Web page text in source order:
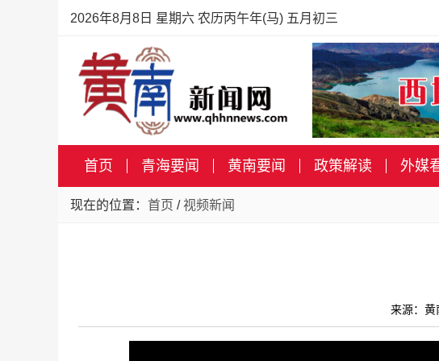
2026年8月8日 星期六 农历丙午年(马) 五月初三
首页 青海要闻 黄南要闻 政策解读 外媒
现在的位置： 首页 / 视频新闻
来源：